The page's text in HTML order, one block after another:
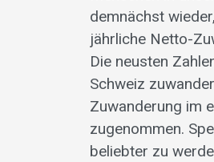
demnächst
jährliche Netto-
Die neusten
Schweiz
Zuwanderung im
zugenommen.
belieb­ter zu